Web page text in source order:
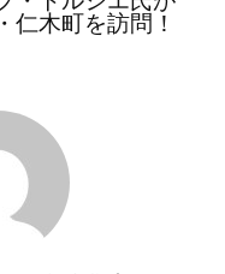
仁木町を訪問！